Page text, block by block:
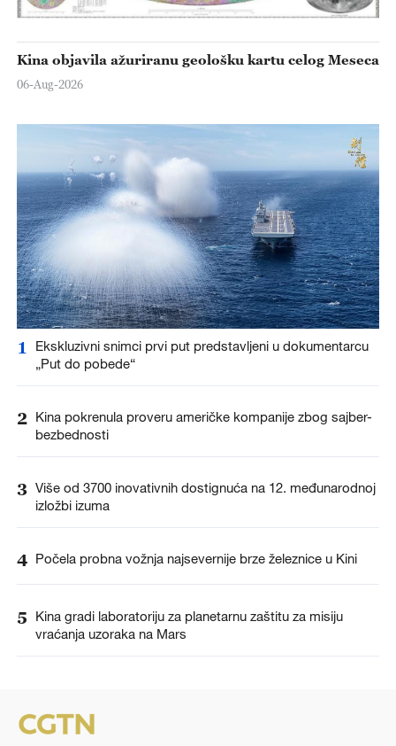
Kina objavila ažuriranu geološku kartu celog Meseca
06-Aug-2026
1
Ekskluzivni snimci prvi put predstavljeni u dokumentarcu
„Put do pobede“
2 Kina pokrenula proveru američke kompanije zbog sajber-
bezbednosti
3 Više od 3700 inovativnih dostignuća na 12. međunarodnoj
izložbi izuma
4 Počela probna vožnja najsevernije brze železnice u Kini
5
Kina gradi laboratoriju za planetarnu zaštitu za misiju
vraćanja uzoraka na Mars